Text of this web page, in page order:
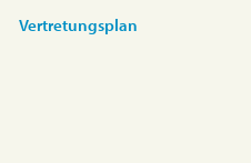
Vertretungsplan